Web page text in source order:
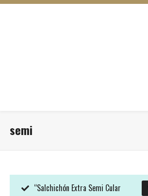
semi
“Salchichón Extra Semi Cular